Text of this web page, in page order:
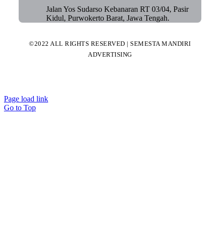
Jalan Yos Sudarso Kebanaran RT 03/04, Pasir
Kidul, Purwokerto Barat, Jawa Tengah.
©2022 ALL RIGHTS RESERVED | SEMESTA MANDIRI
ADVERTISING
Page load link
Go to Top